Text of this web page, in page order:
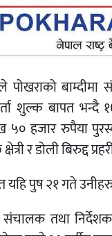
पोखराको
शुल्क बापत
हजार रुपैया
र डोली बिरुद्द
यहि पुष २१ गते
तथा